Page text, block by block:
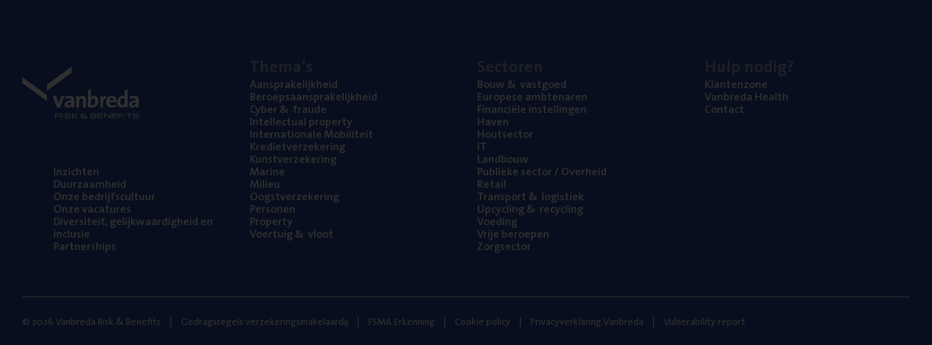
Inzich­ten
Duur­zaam­heid
Onze bedrijfs­cul­tuur
Onze vaca­tu­res
Diver­si­teit, gelijk­waar­dig­heid en
inclusie
Part­ner­ships
Aan­spra­ke­lijk­heid
Beroeps­aan­spra­ke­lijk­heid
Cyber& fraude
Intel­lec­tu­al property
Inter­na­ti­o­na­le Mobiliteit
Kre­diet­ver­ze­ke­ring
Kunst­ver­ze­ke­ring
Mari­ne
Mili­eu
Oogst­ver­ze­ke­ring
Per­so­nen
Pro­per­ty
Voer­tuig& vloot
Bouw& vastgoed
Euro­pe­se ambtenaren
Finan­ci­ë­le instellingen
Haven
Hout­sec­tor
IT
Land­bouw
Publie­ke sec­tor / Overheid
Retail
Trans­port& logistiek
Upcy­cling& recycling
Voe­ding
Vrije beroe­pen
Zorg­sec­tor
Klan­ten­zo­ne
Van­b­re­da Health
Con­tact
© 2026 Vanbreda Risk & Benefits Gedragsregels verzekeringsmakelaardij FSMA Erkenning Cookie policy Privacyverklaring Vanbreda Vulnerability report